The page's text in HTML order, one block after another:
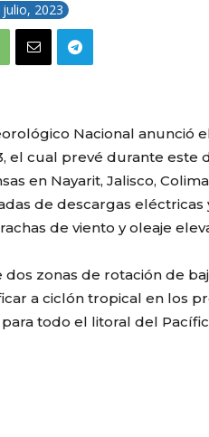
julio, 2023
Nacional anunció
el cual prevé durante este
en Nayarit, Jalisco,
de descargas
de viento y oleaje
dos zonas de rotación de
a ciclón tropical en los
todo el litoral del